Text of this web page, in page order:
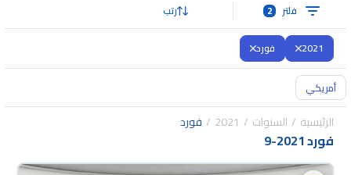
فلتر 2 رتب
2021 فورد
أمريكي
الرئيسية السنوات 2021 فورد
فورد 2021 -
9